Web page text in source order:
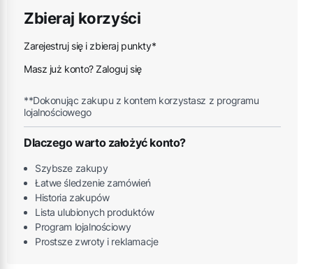
Zbieraj korzyści
Zarejestruj się i zbieraj punkty*
Masz już konto? Zaloguj się
**Dokonując zakupu z kontem korzystasz z programu
lojalnościowego
Dlaczego warto założyć konto?
Szybsze zakupy
Łatwe śledzenie zamówień
Historia zakupów
Lista ulubionych produktów
Program lojalnościowy
Prostsze zwroty i reklamacje